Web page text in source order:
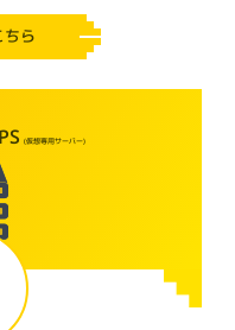
ちら
(仮想専用サーバー)